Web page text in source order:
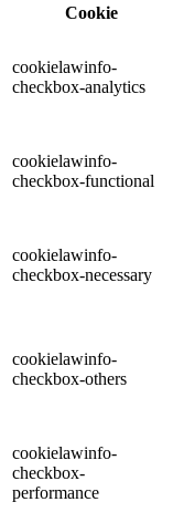
Cookie
cookielawinfo-
checkbox-analytics
cookielawinfo-
checkbox-functional
cookielawinfo-
checkbox-necessary
cookielawinfo-
checkbox-others
cookielawinfo-
checkbox-
performance